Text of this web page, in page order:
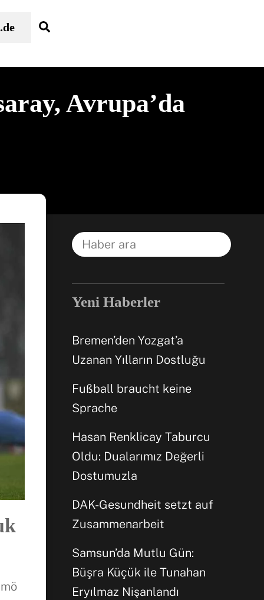
Avrupa’da
Yeni Haberler
Bremen’den Yozgat’a
Uzanan Yılların Dostluğu
Fußball braucht keine
Sprache
Hasan Renklicay Taburcu
Oldu: Dualarımız Değerli
Dostumuzla
DAK-Gesundheit setzt auf
Zusammenarbeit
Samsun’da Mutlu Gün:
Büşra Küçük ile Tunahan
Eryılmaz Nişanlandı